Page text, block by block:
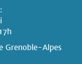
Grenoble-Alpes